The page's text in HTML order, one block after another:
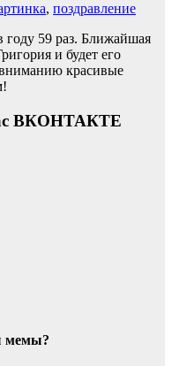
, поздравление
году 59 раз. Ближайшая
и будет его
красивые
ВКОНТАКТЕ
мемы?